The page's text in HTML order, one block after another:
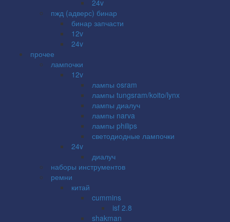
24v
пжд (адверс) бинар
бинар запчасти
12v
24v
прочее
лампочки
12v
лампы osram
лампы tungsram/koito/lynx
лампы диалуч
лампы narva
лампы philips
светодиодные лампочки
24v
диалуч
наборы инструментов
ремни
китай
cummins
isf 2.8
shakman